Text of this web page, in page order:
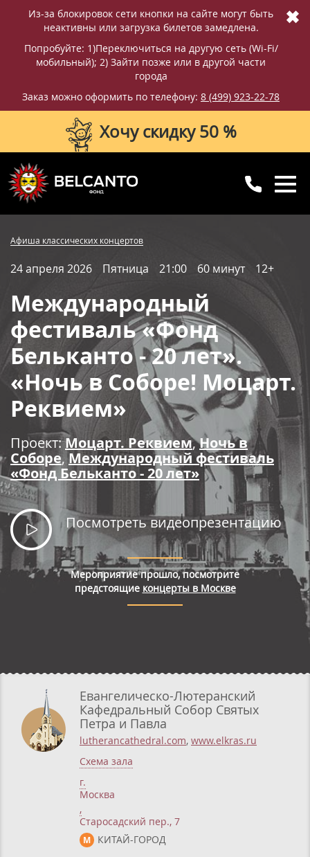
Из-за блокировок сети кнопки на сайте могут быть
неактивны или загрузка билетов замедлена.
Попробуйте: 1)Переключиться на другую сеть (Wi-Fi/
мобильный); 2) Зайти позже или в другой части
города
Заказ можно оформить по телефону: 8 (499) 923-22-78
✖
Хочу скидку 50 %
с 10:00 до 20:00
Вопросы и ответы Схема зала
Правила покупки билетов
Афиша классических концертов
24 апреля 2026 Пятница 21:00 60 минут 12+
Международный
фестиваль «Фонд
Бельканто - 20 лет».
«Ночь в Соборе! Моцарт.
Реквием»
Проект:Моцарт. Реквием,Ночь в
Соборе, Международный фестиваль
«Фонд Бельканто - 20 лет»
Посмотреть видеопрезентацию
Евангелическо-Лютеранский
Кафедральный Собор Святых
Петра и Павла
lutherancathedral.com, www.elkras.ru
Схема зала
г.
Москва
,
Старосадский пер., 7
М КИТАЙ-ГОРОД
Мероприятие прошло, посмотрите
предстоящие концерты в Москве